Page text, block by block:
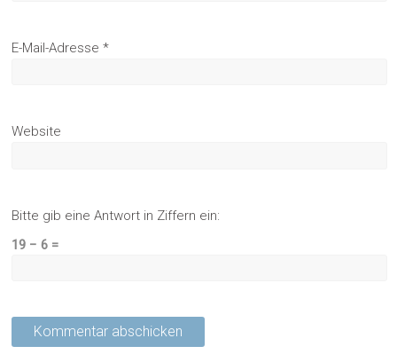
E-Mail-Adresse*
Website
Bitte gib eine Antwort in Ziffern ein:
19 − 6 =